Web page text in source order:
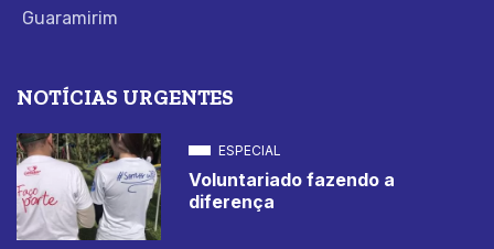
Guaramirim
NOTÍCIAS URGENTES
ESPECIAL
Voluntariado fazendo a
diferença